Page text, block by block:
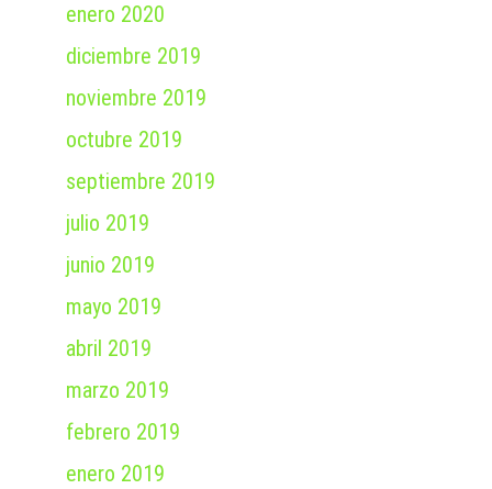
enero 2020
diciembre 2019
noviembre 2019
octubre 2019
septiembre 2019
julio 2019
junio 2019
mayo 2019
abril 2019
marzo 2019
febrero 2019
enero 2019